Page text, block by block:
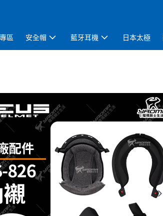
區 安全帽 藍牙耳機 日本太極